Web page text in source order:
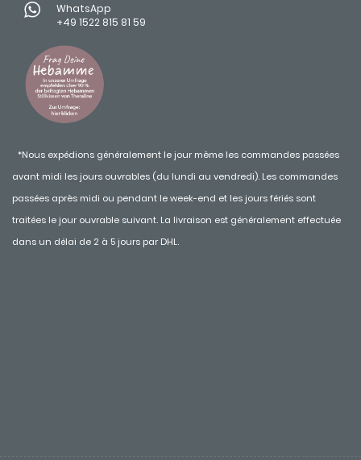
WhatsApp
+49 1522 815 81 59
*Nous expédions généralement le jour même les commandes passées
avant midi les jours ouvrables (du lundi au vendredi). Les commandes
passées après midi ou pendant le week-end et les jours fériés sont
traitées le jour ouvrable suivant. La livraison est généralement effectuée
dans un délai de 2 à 5 jours par DHL.